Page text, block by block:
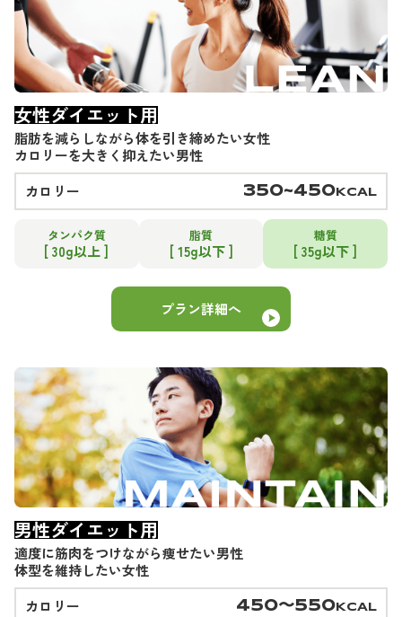
女性ダイエット用
脂肪を減らしながら体を引き締めたい女性
カロリーを大きく抑えたい男性
カロリー
350~450 KCAL
タンパク質
[ 30g以上 ]
脂質
[ 15g以下 ]
糖質
[ 35g以下 ]
プラン詳細へ
男性ダイエット用
適度に筋肉をつけながら痩せたい男性
体型を維持したい女性
カロリー
450〜550 KCAL